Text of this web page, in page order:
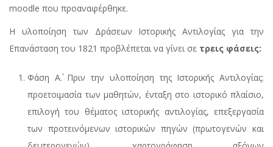
moodle που προαναφέρθηκε.
Η υλοποίηση των Δράσεων Ιστορικής Αντιλογίας για την
Επανάσταση του 1821 προβλέπεται να γίνει σε τρεις φάσεις:
Φάση Α΄. Πριν την υλοποίηση της Ιστορικής Αντιλογίας:
προετοιμασία των μαθητών, ένταξη στο ιστορικό πλαίσιο,
επιλογή του θέματος ιστορικής αντιλογίας, επεξεργασία
των προτεινόμενων ιστορικών πηγών (πρωτογενών και